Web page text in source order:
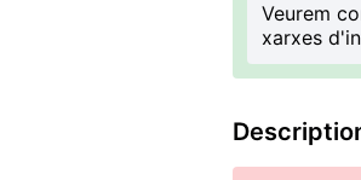
Veurem
xarxes